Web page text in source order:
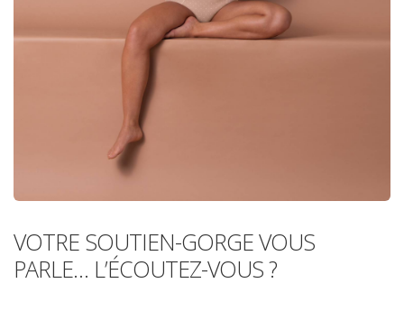
VOTRE SOUTIEN-GORGE VOUS
PARLE… L’ÉCOUTEZ-VOUS ?